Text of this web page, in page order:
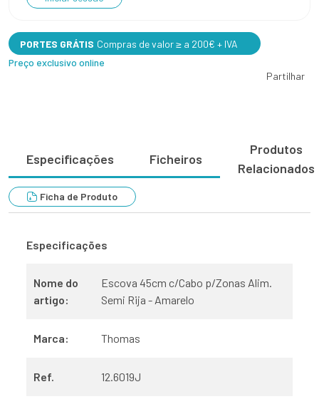
PORTES GRÁTIS Compras de valor ≥ a 200€ + IVA
Preço exclusivo online
Partilhar
Especificações Ficheiros
Produtos
Relacionados
Ficha de Produto
Especificações
Nome do
artigo:
Escova 45cm c/Cabo p/Zonas Alim.
Semi Rija - Amarelo
Marca: Thomas
Ref. 12.6019J